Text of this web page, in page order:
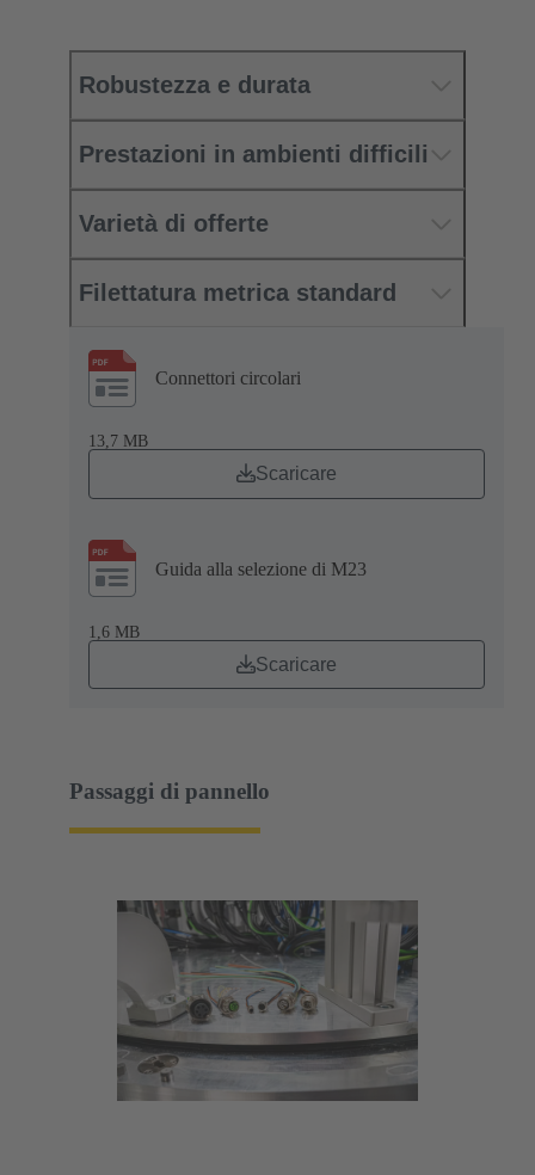
Robustezza e durata
Prestazioni in ambienti difficili
Varietà di offerte
Filettatura metrica standard
Connettori circolari
13,7 MB
Scaricare
Guida alla selezione di M23
1,6 MB
Scaricare
Passaggi di pannello